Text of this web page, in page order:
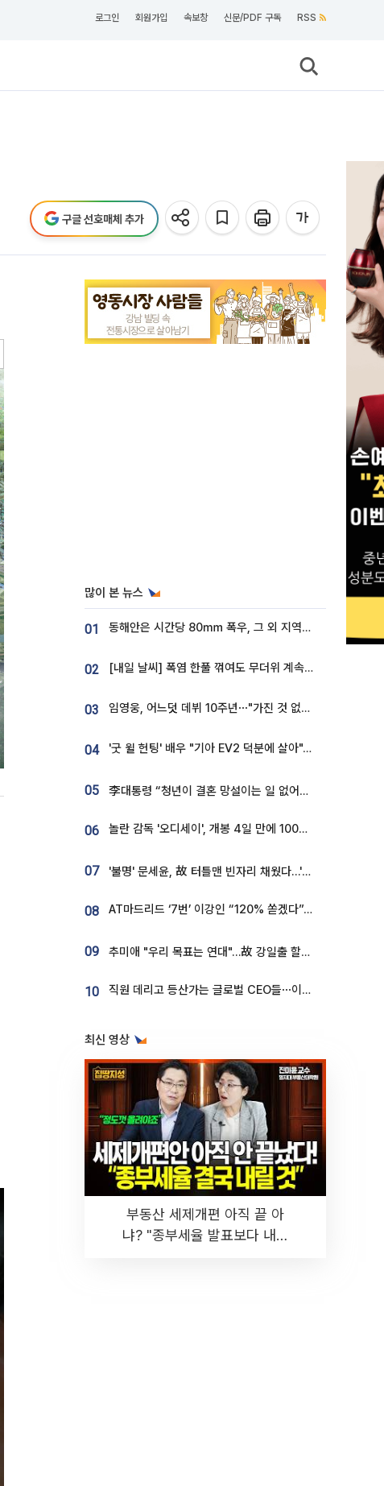
로그인 회원가입 속보창 신문/PDF 구독 RSS
구글 선호매체 추가
많이 본 뉴스
01 동해안은 시간당 80㎜ 폭우, 그 외 지역은 폭염…‘극과 극 날씨’
02 [내일 날씨] 폭염 한풀 꺾여도 무더위 계속⋯동해안 이틀 연속 비
03 임영웅, 어느덧 데뷔 10주년⋯"가진 것 없던 시절, 내 앞엔 20명의 팬뿐"
04 '굿 윌 헌팅' 배우 "기아 EV2 덕분에 살아"…교통사고 후 안전성 극찬
05 李대통령 “청년이 결혼 망설이는 일 없어야...제도상 불이익 조사”
06 놀란 감독 '오디세이', 개봉 4일 만에 100만 돌파⋯'왕사남' 보다 빠르다
07 '불명' 문세윤, 故 터틀맨 빈자리 채웠다…'거북이' 눈물의 최종 우승
08 AT마드리드 ‘7번’ 이강인 “120% 쏟겠다”⋯시메오네 감독 “필요한 선수”
09 추미애 "우리 목표는 연대"…故 강일출 할머니 흉상 제막
10 직원 데리고 등산가는 글로벌 CEO들⋯이유 있었네
최신 영상
부동산 세제개편 아직 끝 아
냐? "종부세율 발표보다 내릴